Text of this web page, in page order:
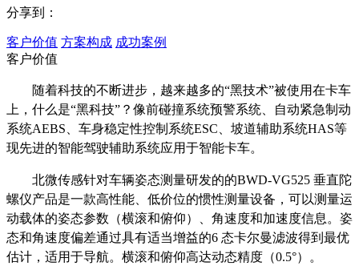
分享到：
客户价值 方案构成 成功案例
客户价值
随着科技的不断进步，越来越多的“黑技术”被使用在卡车
上，什么是“黑科技”？像前碰撞系统预警系统、自动紧急制动
系统AEBS、车身稳定性控制系统ESC、坡道辅助系统HAS等
现先进的智能驾驶辅助系统应用于智能卡车。
北微传感针对车辆姿态测量研发的的BWD-VG525 垂直陀
螺仪产品是一款高性能、低价位的惯性测量设备，可以测量运
动载体的姿态参数（横滚和俯仰）、角速度和加速度信息。姿
态和角速度偏差通过具有适当增益的6 态卡尔曼滤波得到最优
估计，适用于导航。横滚和俯仰高达动态精度（0.5°）。